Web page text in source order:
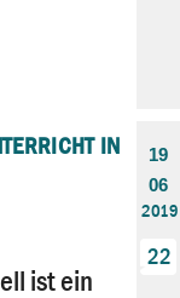
IN
ist ein
19
06
2019
22